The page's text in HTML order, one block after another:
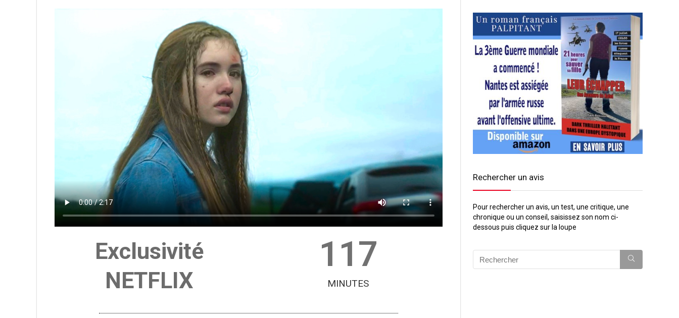
Exclusivité
NETFLIX
117
MINUTES
Rechercher un avis
Pour rechercher un avis, un test, une critique, une
chronique ou un conseil, saisissez son nom ci-
dessous puis cliquez sur la loupe